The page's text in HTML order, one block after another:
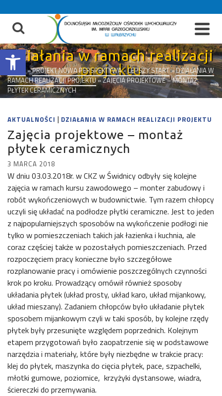
Otwórz pasek narzędzi
treści
Działania w ramach realizacji
projektu
START »PROJEKT NOWA PERSPEKTYWA - LEPSZY START»DZIAŁANIA W
RAMACH REALIZACJI PROJEKTU»ZAJĘCIA PROJEKTOWE – MONTAŻ
PŁYTEK CERAMICZNYCH
AKTUALNOŚCI | DZIAŁANIA W RAMACH REALIZACJI PROJEKTU
Zajęcia projektowe – montaż
płytek ceramicznych
3 MARCA 2018
W dniu 03.03.2018r. w CKZ w Świdnicy odbyły się kolejne
zajęcia w ramach kursu zawodowego – monter zabudowy i
robót wykończeniowych w budownictwie. Tym razem chłopcy
uczyli się układać na podłodze płytki ceramiczne. Jest to jeden
z najpopularniejszych sposobów na wykończenie podłogi nie
tylko w pomieszczeniach takich jak łazienka i kuchnia, ale
coraz częściej także w pozostałych pomieszczeniach. Przed
rozpoczęciem pracy konieczne było szczegółowe
rozplanowanie pracy i omówienie poszczególnych czynności
krok po kroku. Prowadzący omówił również sposoby
układania płytek (układ prosty, układ karo, układ mijankowy,
układ mieszany). Zadaniem chłopców było układanie płytek
sposobem mijankowym czyli w taki sposób, by kolejne rzędy
płytek były przesunięte względem poprzednich. Kolejnym
etapem przygotowań było zaopatrzenie się w podstawowe
narzędzia i materiały, które były niezbędne w trakcie pracy:
klej do płytek, maszynka do cięcia płytek, pace, szpachelki,
młotki gumowe, poziomice, krzyżyki dystansowe, wiadra,
ściereczki do przemywania.